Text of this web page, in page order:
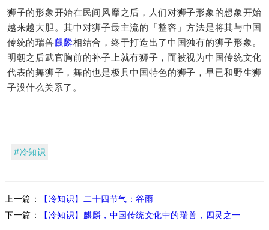
狮子的形象开始在民间风靡之后，人们对狮子形象的想象开始
越来越大胆。其中对狮子最主流的「整容」方法是将其与中国
传统的瑞兽麒麟相结合，终于打造出了中国独有的狮子形象。
明朝之后武官胸前的补子上就有狮子，而被视为中国传统文化
代表的舞狮子，舞的也是极具中国特色的狮子，早已和野生狮
子没什么关系了。
#冷知识
上一篇：
【冷知识】二十四节气：谷雨
下一篇：
【冷知识】麒麟，中国传统文化中的瑞兽，四灵之一